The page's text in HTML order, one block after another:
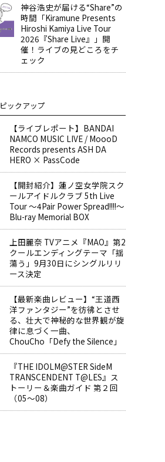
神谷浩史が届ける“Share”の
時間――「Kiramune Presents
Hiroshi Kamiya Live Tour
2026『Share Live』」開
催！ライブの見どころをチ
ェック
ピックアップ
【ライブレポート】BANDAI
NAMCO MUSIC LIVE / MoooD
Records presents ASH DA
HERO × PassCode
【開封紹介】蓮ノ空女学院スク
ールアイドルクラブ 5th Live
Tour ～4Pair Power Spread!!!!～
Blu-ray Memorial BOX
上田麗奈 TVアニメ『MAO』第2
クールエンディングテーマ「揺
蕩う」9月30日にシングルリリ
ース決定
【最新楽曲レビュー】“王道西
洋ファンタジー”を彷彿とさせ
る、壮大で神秘的な世界観が旋
律に息づく一曲、
ChouCho「Defy the Silence」
『THE IDOLM@STER SideM
TRANSCENDENT T@LES』ス
トーリー＆楽曲ガイド 第２回
（05～08）